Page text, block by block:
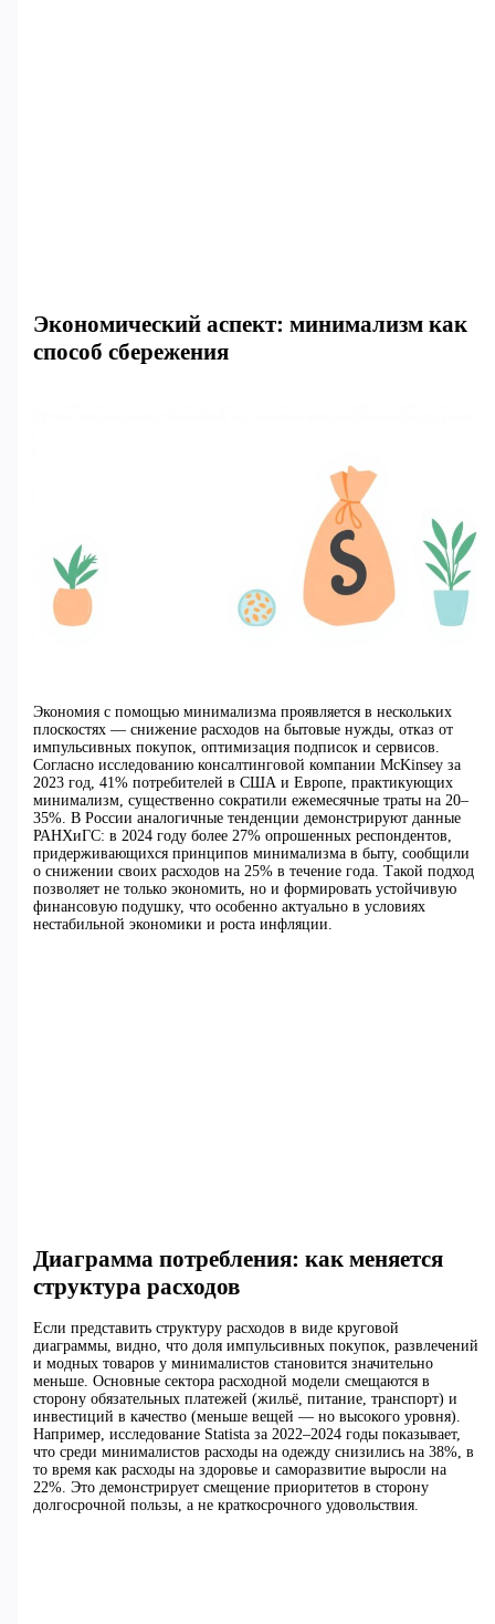
Экономический аспект: минимализм как
способ сбережения
Экономия с помощью минимализма проявляется в нескольких
плоскостях — снижение расходов на бытовые нужды, отказ от
импульсивных покупок, оптимизация подписок и сервисов.
Согласно исследованию консалтинговой компании McKinsey за
2023 год, 41% потребителей в США и Европе, практикующих
минимализм, существенно сократили ежемесячные траты на 20–
35%. В России аналогичные тенденции демонстрируют данные
РАНХиГС: в 2024 году более 27% опрошенных респондентов,
придерживающихся принципов минимализма в быту, сообщили
о снижении своих расходов на 25% в течение года. Такой подход
позволяет не только экономить, но и формировать устойчивую
финансовую подушку, что особенно актуально в условиях
нестабильной экономики и роста инфляции.
Диаграмма потребления: как меняется
структура расходов
Если представить структуру расходов в виде круговой
диаграммы, видно, что доля импульсивных покупок, развлечений
и модных товаров у минималистов становится значительно
меньше. Основные сектора расходной модели смещаются в
сторону обязательных платежей (жильё, питание, транспорт) и
инвестиций в качество (меньше вещей — но высокого уровня).
Например, исследование Statista за 2022–2024 годы показывает,
что среди минималистов расходы на одежду снизились на 38%, в
то время как расходы на здоровье и саморазвитие выросли на
22%. Это демонстрирует смещение приоритетов в сторону
долгосрочной пользы, а не краткосрочного удовольствия.